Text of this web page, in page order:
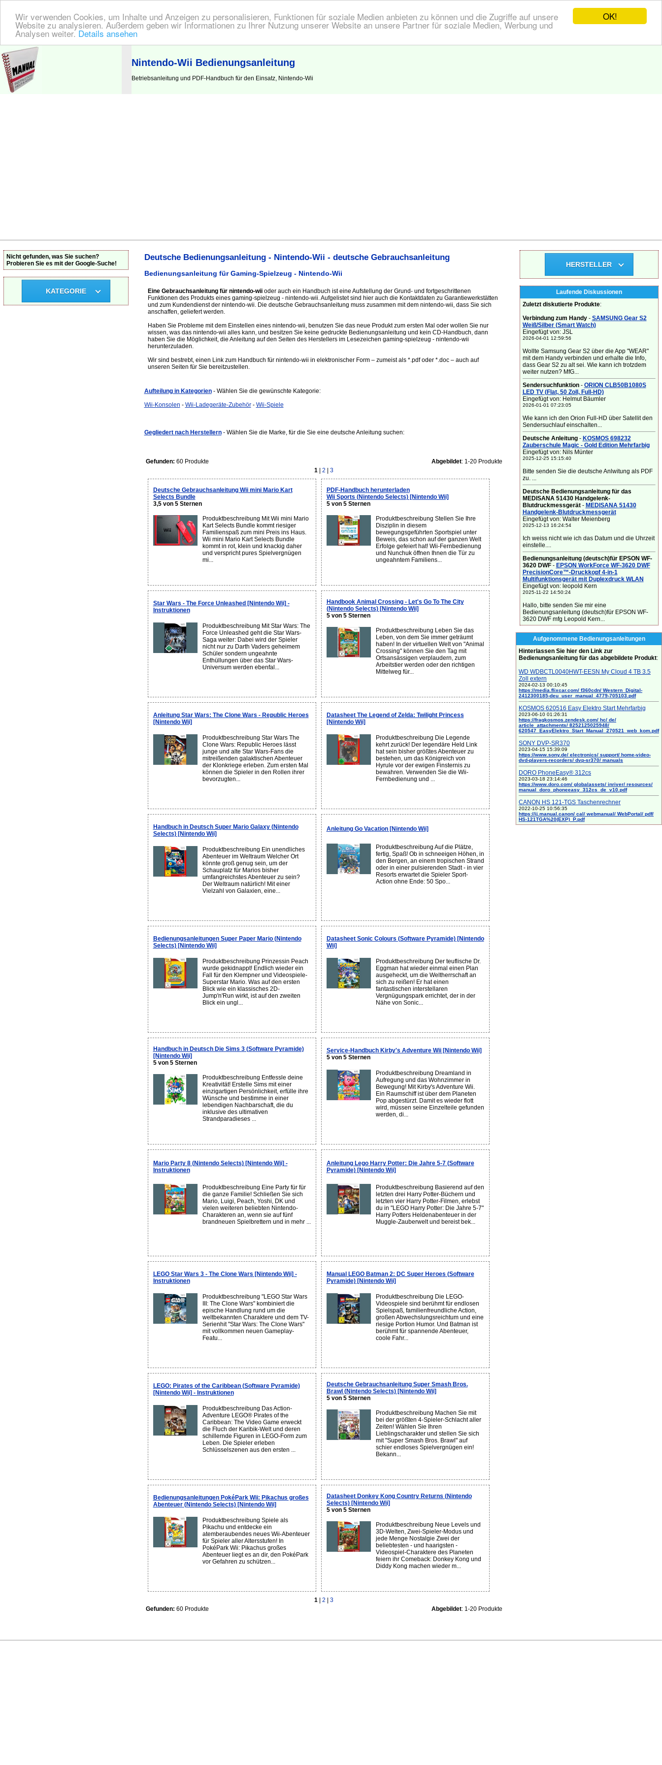
OK!
Wir verwenden Cookies, um Inhalte und Anzeigen zu personalisieren, Funktionen für soziale Medien anbieten zu können und die Zugriffe auf unsere
Website zu analysieren. Außerdem geben wir Informationen zu Ihrer Nutzung unserer Website an unsere Partner für soziale Medien, Werbung und
Analysen weiter. Details ansehen
BEDIENUNGSANLEITUNG | Hier finden Sie die deutsche Anleitung!
Nintendo-Wii Bedienungsanleitung
Betriebsanleitung und PDF-Handbuch für den Einsatz, Nintendo-Wii
Deutsche Bedienungsanleitung - Nintendo-Wii - deutsche Gebrauchsanleitung
Bedienungsanleitung für Gaming-Spielzeug - Nintendo-Wii
Eine Gebrauchsanleitung für nintendo-wiioder auch ein Handbuch ist eine Aufstellung der Grund- und fortgeschrittenen
Funktionen des Produkts eines gaming-spielzeug - nintendo-wii. Aufgelistet sind hier auch die Kontaktdaten zu Garantiewerkstätten
und zum Kundendienst der nintendo-wii. Die deutsche Gebrauchsanleitung muss zusammen mit dem nintendo-wii, dass Sie sich
anschaffen, geliefert werden.
Haben Sie Probleme mit dem Einstellen eines nintendo-wii, benutzen Sie das neue Produkt zum ersten Mal oder wollen Sie nur
wissen, was das nintendo-wii alles kann, und besitzen Sie keine gedruckte Bedienungsanleitung und kein CD-Handbuch, dann
haben Sie die Möglichkeit, die Anleitung auf den Seiten des Herstellers im Lesezeichen gaming-spielzeug - nintendo-wii
herunterzuladen.
Wir sind bestrebt, einen Link zum Handbuch für nintendo-wii in elektronischer Form – zumeist als *.pdf oder *.doc – auch auf
unseren Seiten für Sie bereitzustellen.
Aufteilung in Kategorien - Wählen Sie die gewünschte Kategorie:
Wii-Konsolen - Wii-Ladegeräte-Zubehör- Wii-Spiele
Gegliedert nach Herstellern - Wählen Sie die Marke, für die Sie eine deutsche Anleitung suchen:
Gefunden: 60 Produkte Abgebildet: 1-20 Produkte
1
2 3
Deutsche Gebrauchsanleitung Wii mini Mario Kart
Selects Bundle
3,5 von 5 Sternen
Produktbeschreibung Mit Wii mini Mario
Kart Selects Bundle kommt riesiger
Familienspaß zum mini Preis ins Haus.
Wii mini Mario Kart Selects Bundle
kommt in rot, klein und knackig daher
und verspricht pures Spielvergnügen
mi...
PDF-Handbuch herunterladen
Wii Sports (Nintendo Selects) [Nintendo Wii]
5 von 5 Sternen
Produktbeschreibung Stellen Sie Ihre
Disziplin in diesem
bewegungsgeführten Sportspiel unter
Beweis, das schon auf der ganzen Welt
Erfolge gefeiert hat! Wii-Fernbedienung
und Nunchuk öffnen Ihnen die Tür zu
ungeahntem Familiens...
Star Wars - The Force Unleashed [Nintendo Wii] -
Instruktionen
Produktbeschreibung Mit Star Wars: The
Force Unleashed geht die Star Wars-
Saga weiter: Dabei wird der Spieler
nicht nur zu Darth Vaders geheimem
Schüler sondern ungeahnte
Enthüllungen über das Star Wars-
Universum werden ebenfal...
Handbook Animal Crossing - Let's Go To The City
(Nintendo Selects) [Nintendo Wii]
5 von 5 Sternen
Produktbeschreibung Leben Sie das
Leben, von dem Sie immer geträumt
haben! In der virtuellen Welt von "Animal
Crossing" können Sie den Tag mit
Ortsansässigen verplaudern, zum
Arbeitstier werden oder den richtigen
Mittelweg für...
Anleitung Star Wars: The Clone Wars - Republic Heroes
[Nintendo Wii]
Produktbeschreibung Star Wars The
Clone Wars: Republic Heroes lässt
junge und alte Star Wars-Fans die
mitreißenden galaktischen Abenteuer
der Klonkriege erleben. Zum ersten Mal
können die Spieler in den Rollen ihrer
bevorzugten...
Datasheet The Legend of Zelda: Twilight Princess
[Nintendo Wii]
Produktbeschreibung Die Legende
kehrt zurück! Der legendäre Held Link
hat sein bisher größtes Abenteuer zu
bestehen, um das Königreich von
Hyrule vor der ewigen Finsternis zu
bewahren. Verwenden Sie die Wii-
Fernbedienung und ...
Handbuch in Deutsch Super Mario Galaxy (Nintendo
Selects) [Nintendo Wii]
Produktbeschreibung Ein unendliches
Abenteuer im Weltraum Welcher Ort
könnte groß genug sein, um der
Schauplatz für Marios bisher
umfangreichstes Abenteuer zu sein?
Der Weltraum natürlich! Mit einer
Vielzahl von Galaxien, eine...
Anleitung Go Vacation [Nintendo Wii]
Produktbeschreibung Auf die Plätze,
fertig, Spaß! Ob in schneeigen Höhen, in
den Bergen, an einem tropischen Strand
oder in einer pulsierenden Stadt - in vier
Resorts erwartet die Spieler Sport-
Action ohne Ende: 50 Spo...
Bedienungsanleitungen Super Paper Mario (Nintendo
Selects) [Nintendo Wii]
Produktbeschreibung Prinzessin Peach
wurde gekidnappt! Endlich wieder ein
Fall für den Klempner und Videospiele-
Superstar Mario. Was auf den ersten
Blick wie ein klassisches 2D-
Jump'n'Run wirkt, ist auf den zweiten
Blick ein ungl...
Datasheet Sonic Colours (Software Pyramide) [Nintendo
Wii]
Produktbeschreibung Der teuflische Dr.
Eggman hat wieder einmal einen Plan
ausgeheckt, um die Weltherrschaft an
sich zu reißen! Er hat einen
fantastischen interstellaren
Vergnügungspark errichtet, der in der
Nähe von Sonic...
Handbuch in Deutsch Die Sims 3 (Software Pyramide)
[Nintendo Wii]
5 von 5 Sternen
Produktbeschreibung Entfessle deine
Kreativität! Erstelle Sims mit einer
einzigartigen Persönlichkeit, erfülle ihre
Wünsche und bestimme in einer
lebendigen Nachbarschaft, die du
inklusive des ultimativen
Strandparadieses ...
Service-Handbuch Kirby's Adventure Wii [Nintendo Wii]
5 von 5 Sternen
Produktbeschreibung Dreamland in
Aufregung und das Wohnzimmer in
Bewegung! Mit Kirby's Adventure Wii.
Ein Raumschiff ist über dem Planeten
Pop abgestürzt. Damit es wieder flott
wird, müssen seine Einzelteile gefunden
werden, di...
Mario Party 8 (Nintendo Selects) [Nintendo Wii] -
Instruktionen
Produktbeschreibung Eine Party für für
die ganze Familie! Schließen Sie sich
Mario, Luigi, Peach, Yoshi, DK und
vielen weiteren beliebten Nintendo-
Charakteren an, wenn sie auf fünf
brandneuen Spielbrettern und in mehr ...
Anleitung Lego Harry Potter: Die Jahre 5-7 (Software
Pyramide) [Nintendo Wii]
Produktbeschreibung Basierend auf den
letzten drei Harry Potter-Büchern und
letzten vier Harry Potter-Filmen, erlebst
du in "LEGO Harry Potter: Die Jahre 5-7"
Harry Potters Heldenabenteuer in der
Muggle-Zauberwelt und bereist bek...
LEGO Star Wars 3 - The Clone Wars [Nintendo Wii] -
Instruktionen
Produktbeschreibung "LEGO Star Wars
III: The Clone Wars" kombiniert die
epische Handlung rund um die
weltbekannten Charaktere und dem TV-
Serienhit "Star Wars: The Clone Wars"
mit vollkommen neuen Gameplay-
Featu...
Manual LEGO Batman 2: DC Super Heroes (Software
Pyramide) [Nintendo Wii]
Produktbeschreibung Die LEGO-
Videospiele sind berühmt für endlosen
Spielspaß, familienfreundliche Action,
großen Abwechslungsreichtum und eine
riesige Portion Humor. Und Batman ist
berühmt für spannende Abenteuer,
coole Fahr...
LEGO: Pirates of the Caribbean (Software Pyramide)
[Nintendo Wii] - Instruktionen
Produktbeschreibung Das Action-
Adventure LEGO® Pirates of the
Caribbean: The Video Game erweckt
die Fluch der Karibik-Welt und deren
schillernde Figuren in LEGO-Form zum
Leben. Die Spieler erleben
Schlüsselszenen aus den ersten ...
Deutsche Gebrauchsanleitung Super Smash Bros.
Brawl (Nintendo Selects) [Nintendo Wii]
5 von 5 Sternen
Produktbeschreibung Machen Sie mit
bei der größten 4-Spieler-Schlacht aller
Zeiten! Wählen Sie Ihren
Lieblingscharakter und stellen Sie sich
mit "Super Smash Bros. Brawl" auf
schier endloses Spielvergnügen ein!
Bekann...
Bedienungsanleitungen PokéPark Wii: Pikachus großes
Abenteuer (Nintendo Selects) [Nintendo Wii]
Produktbeschreibung Spiele als
Pikachu und entdecke ein
atemberaubendes neues Wii-Abenteuer
für Spieler aller Altersstufen! In
PokéPark Wii: Pikachus großes
Abenteuer liegt es an dir, den PokéPark
vor Gefahren zu schützen...
Datasheet Donkey Kong Country Returns (Nintendo
Selects) [Nintendo Wii]
5 von 5 Sternen
Produktbeschreibung Neue Levels und
3D-Welten, Zwei-Spieler-Modus und
jede Menge Nostalgie Zwei der
beliebtesten - und haarigsten -
Videospiel-Charaktere des Planeten
feiern ihr Comeback: Donkey Kong und
Diddy Kong machen wieder m...
1 2
3
Gefunden: 60 Produkte Abgebildet: 1-20 Produkte
Nicht gefunden, was Sie suchen?
Probieren Sie es mit der Google-Suche!
KATEGORIE
HERSTELLER
Laufende Diskussionen
Zuletzt diskutierte Produkte:
Verbindung zum Handy- SAMSUNG Gear S2
Weiß/Silber (Smart Watch)
Eingefügt von: JSL
2026-04-01 12:59:56
Wollte Samsung Gear S2 über die App "WEAR"
mit dem Handy verbinden und erhalte die Info,
dass Gear S2 zu alt sei. Wie kann ich trotzdem
weiter nutzen? MfG...
Sendersuchfunktion- ORION CLB50B1080S
LED TV (Flat, 50 Zoll, Full-HD)
Eingefügt von: Helmut Bäumler
2026-01-01 07:23:05
Wie kann ich den Orion Full-HD über Satellit den
Sendersuchlauf einschalten...
Deutsche Anleitung- KOSMOS 698232
Zauberschule Magic - Gold Edition Mehrfarbig
Eingefügt von: Nils Münter
2025-12-25 15:15:40
Bitte senden Sie die deutsche Anlwitung als PDF
zu. ...
Deutsche Bedienungsanleitung für das
MEDISANA 51430 Handgelenk-
Blutdruckmessgerät- MEDISANA 51430
Handgelenk-Blutdruckmessgerät
Eingefügt von: Walter Meienberg
2025-12-13 16:24:54
Ich weiss nicht wie ich das Datum und die Uhrzeit
einstelle....
Bedienungsanleitung (deutsch)für EPSON WF-
3620 DWF- EPSON WorkForce WF-3620 DWF
PrecisionCore™-Druckkopf 4-in-1
Multifunktionsgerät mit Duplexdruck WLAN
Eingefügt von: leopold Kern
2025-11-22 14:50:24
Hallo, bitte senden Sie mir eine
Bedienungsanleitung (deutsch)für EPSON WF-
3620 DWF mfg Leopold Kern...
Aufgenommene Bedienungsanleitungen
Hinterlassen Sie hier den Link zur
Bedienungsanleitung für das abgebildete Produkt:
WD WDBCTL0040HWT-EESN My Cloud 4 TB 3.5
Zoll extern
2024-02-13 00:10:45
https://media.flixcar.com/ f360cdn/ Western_Digital-
2412300185-deu_user_manual_4779-705103.pdf
KOSMOS 620516 Easy Elektro Start Mehrfarbig
2023-06-10 01:26:31
https://fragkosmos.zendesk.com/ hc/ de/
article_attachments/ 8252125025948/
620547_EasyElektro_Start_Manual_270521_web_kom.pdf
SONY DVP-SR370
2023-04-15 15:39:09
https://www.sony.de/ electronics/ support/ home-video-
dvd-players-recorders/ dvp-sr370/ manuals
DORO PhoneEasy® 312cs
2023-03-18 23:14:46
https://www.doro.com/ globalassets/ inriver/ resources/
manual_doro_phoneeasy_312cs_de_v10.pdf
CANON HS 121-TGS Taschenrechner
2022-10-25 10:56:35
https://ij.manual.canon/ cal/ webmanual/ WebPortal/ pdf/
HS-121TGA%20(EXP)_P.pdf